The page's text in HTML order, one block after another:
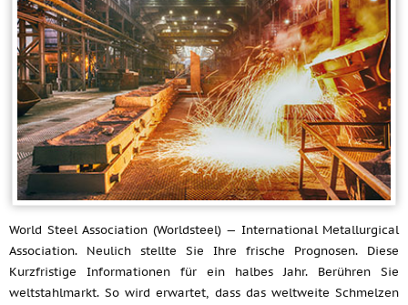
World Steel Association (Worldsteel) — International Metallurgical
Association. Neulich stellte Sie Ihre frische Prognosen. Diese
Kurzfristige Informationen für ein halbes Jahr. Berühren Sie
weltstahlmarkt. So wird erwartet, dass das weltweite Schmelzen